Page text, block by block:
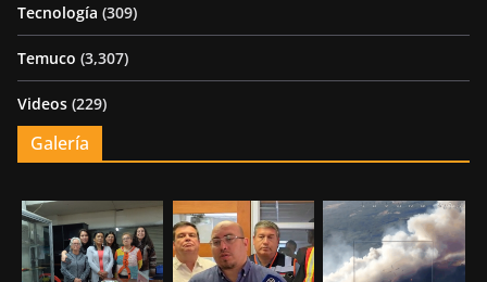
Tecnología (309)
Temuco (3,307)
Videos (229)
Galería